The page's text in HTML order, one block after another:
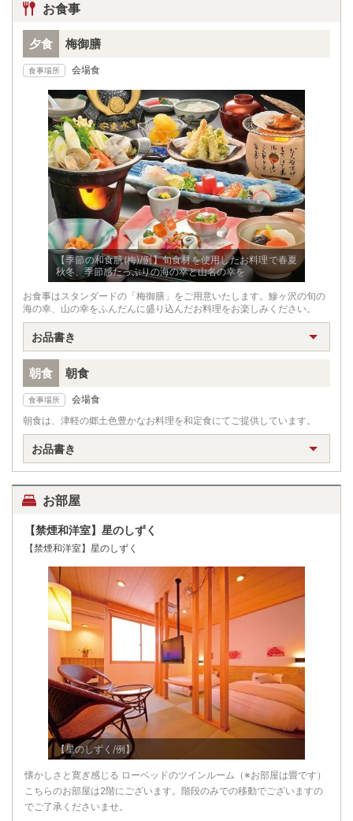
お食事
夕食 梅御膳
食事場所 会場食
【季節の和食膳(梅)/例】旬食材を使用したお料理で春夏
秋冬、季節感たっぷりの海の幸と山名の幸を
お食事はスタンダードの「梅御膳」をご用意いたします。鰺ヶ沢の旬の
海の幸、山の幸をふんだんに盛り込んだお料理をお楽しみください。
お品書き
朝食 朝食
食事場所
会場食
朝食は、津軽の郷土色豊かなお料理を和定食にてご提供しています。
お品書き
お部屋
【禁煙和洋室】星のしずく
【禁煙和洋室】星のしずく
【星のしずく/例】
懐かしさと寛ぎ感じる ローベッドのツインルーム（※お部屋は畳です）
こちらのお部屋は2階にございます。階段のみでの移動でございますの
でご了承くださいませ。